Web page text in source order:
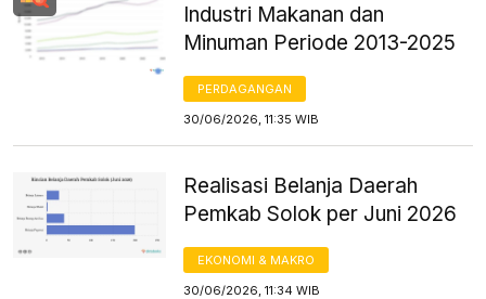
Industri Makanan dan
Minuman Periode 2013-2025
PERDAGANGAN
30/06/2026, 11:35 WIB
Realisasi Belanja Daerah
Pemkab Solok per Juni 2026
EKONOMI & MAKRO
30/06/2026, 11:34 WIB